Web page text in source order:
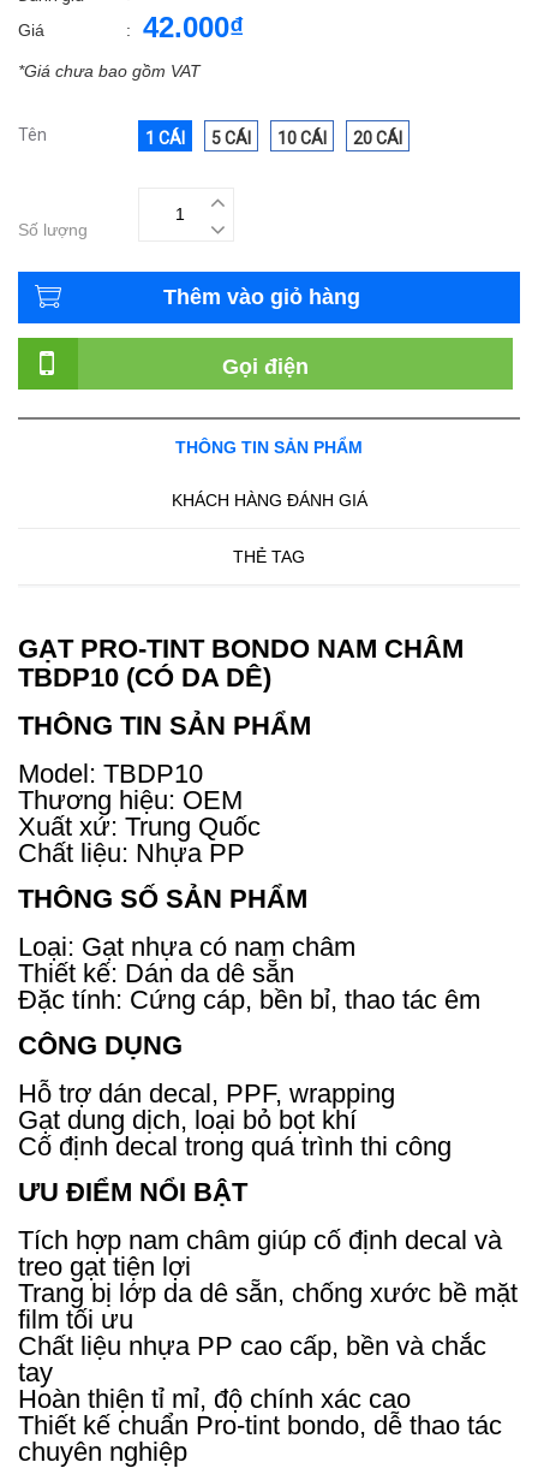
Giá
: 42.000₫
*Giá chưa bao gồm VAT
Tên 1 CÁI 5 CÁI 10 CÁI 20 CÁI
Số lượng
Thêm vào giỏ hàng
Gọi điện
THÔNG TIN SẢN PHẨM
KHÁCH HÀNG ĐÁNH GIÁ
THẺ TAG
GẠT PRO-TINT BONDO NAM CHÂM
TBDP10 (CÓ DA DÊ)
THÔNG TIN SẢN PHẨM
Model: TBDP10
Thương hiệu: OEM
Xuất xứ: Trung Quốc
Chất liệu: Nhựa PP
THÔNG SỐ SẢN PHẨM
Loại: Gạt nhựa có nam châm
Thiết kế: Dán da dê sẵn
Đặc tính: Cứng cáp, bền bỉ, thao tác êm
CÔNG DỤNG
Hỗ trợ dán decal, PPF, wrapping
Gạt dung dịch, loại bỏ bọt khí
Cố định decal trong quá trình thi công
ƯU ĐIỂM NỔI BẬT
Tích hợp nam châm giúp cố định decal và
treo gạt tiện lợi
Trang bị lớp da dê sẵn, chống xước bề mặt
film tối ưu
Chất liệu nhựa PP cao cấp, bền và chắc
tay
Hoàn thiện tỉ mỉ, độ chính xác cao
Thiết kế chuẩn Pro-tint bondo, dễ thao tác
chuyên nghiệp